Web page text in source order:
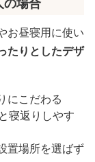
お昼寝用に使い
たりとしたデザ
にこだわる
寝返りしやす
置場所を選ばず